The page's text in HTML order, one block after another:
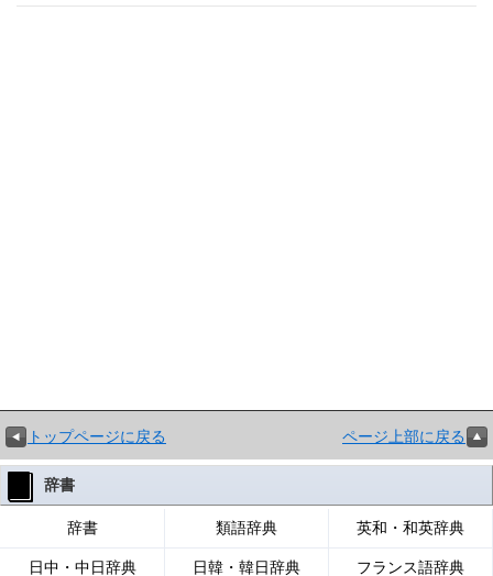
トップページに戻る ページ上部に戻る
辞書
辞書 類語辞典 英和・和英辞典
日中・中日辞典 日韓・韓日辞典 フランス語辞典